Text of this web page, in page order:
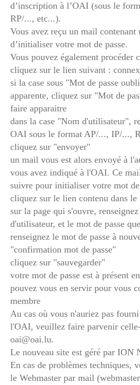
d’inscription à l’OAI (sous le
RP/..., etc...).
Vous avez reçu un mail
d’initialiser votre mot de passe.
Vous pouvez également procéder
cliquez sur le lien suivant :
si la case sous "Mot de passe
apparente, cliquez sur "Mot de
faire apparaitre
dans la case "Nom d'utilisateur",
OAI sous le format AP/..., IP/...,
cliquez sur "envoyer"
un mail vous est alors envoyé à
vous avez indiqué à l'OAI. Ce
suivre pour initialiser votre mot de
cliquez sur le lien contenu dans le
sur la page qui s'ouvre,
d'utilisateur, et le mot de passe
renseignez le mot de passe à
"confirmation mot de passe"
cliquez sur "sauvegarder"
votre mot de passe est à présent
pouvez vous en servir pour vous
membre
Au cas où vous n'auriez pas
l'OAI, veuillez faire parvenir
oai@oai.lu.
Le nouveau site est géré par ION
En cas de problèmes techniques,
le Webmaster par mail